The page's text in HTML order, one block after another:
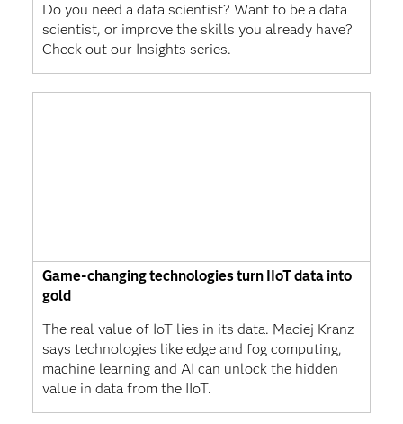
Do you need a data scientist? Want to be a data
scientist, or improve the skills you already have?
Check out our Insights series.
Game-changing technologies turn IIoT data into
gold
The real value of IoT lies in its data. Maciej Kranz
says technologies like edge and fog computing,
machine learning and AI can unlock the hidden
value in data from the IIoT.